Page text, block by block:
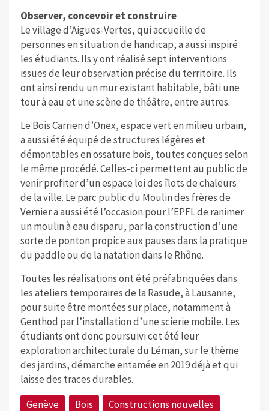
Observer, concevoir et construire
Le village d’Aigues-Vertes, qui accueille de
personnes en situation de handicap, a aussi inspiré
les étudiants. Ils y ont réalisé sept interventions
issues de leur observation précise du territoire. Ils
ont ainsi rendu un mur existant habitable, bâti une
tour à eau et une scène de théâtre, entre autres.
Le Bois Carrien d’Onex, espace vert en milieu urbain,
a aussi été équipé de structures légères et
démontables en ossature bois, toutes conçues selon
le même procédé. Celles-ci permettent au public de
venir profiter d’un espace loi des îlots de chaleurs
de la ville. Le parc public du Moulin des frères de
Vernier a aussi été l’occasion pour l’EPFL de ranimer
un moulin à eau disparu, par la construction d’une
sorte de ponton propice aux pauses dans la pratique
du paddle ou de la natation dans le Rhône.
Toutes les réalisations ont été préfabriquées dans
les ateliers temporaires de la Rasude, à Lausanne,
pour suite être montées sur place, notamment à
Genthod par l’installation d’une scierie mobile. Les
étudiants ont donc poursuivi cet été leur
exploration architecturale du Léman, sur le thème
des jardins, démarche entamée en 2019 déjà et qui
laisse des traces durables.
Genève
Bois Constructions nouvelles